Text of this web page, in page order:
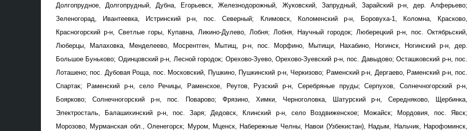
Долгопрудное, Долгопрудный, Дубна, Егорьевск, Железнодорожный, Жуковский, Запрудный, Зарайский р-н, дер. Алферьево;
Зеленогорад, Ивантеевка, Истринский р-н, пос. Северный; Климовск, Коломенский р-н, Боровуха-1, Коломна, Красково,
Красногорский р-н, Светлые горы, Купавна, Ликино-Дулево, Лобня; Лобня, Научный городок; Люберецкий р-н, пос. Октябрьский,
Люберцы, Малаховка, Менделеево, Мосрентген, Мытищ, р-н, пос. Морфино, Мытищи, Нахабино, Ногинск, Ногинский р-н, дер.
Большое Буньково; Одинцовский р-н, Лесной городок; Орехово-Зуево, Орехово-Зуевский р-н, пос. Давыдово; Осташковский р-н, пос.
Лоташено; пос. Дубовая Роща, пос. Московский, Пушкино, Пушкинский р-н, Черкизово; Раменский р-н, Дергаево, Раменский р-н, пос.
Спартак; Раменский р-н, село Речицы, Раменское, Реутов, Рузский р-н, Серебряные пруды; Серпухов, Солнечногорский р-н,
Боярково; Солнечногорский р-н, пос. Поварово; Фрязино, Химки, Черноголовка, Шатурский р-н, Середняково, Щербинка,
Электросталь, Балашихинский р-н, пос. Заря; Дедовск, Клинский р-н, село Воздвиженское; Можайск; Мордовия, пос. Явск;
Морозово, Мурманская обл., Оленегорск; Муром, Мценск, Набережные Челны, Навои (Узбекистан), Надым, Нальчик, Нарофоминск,